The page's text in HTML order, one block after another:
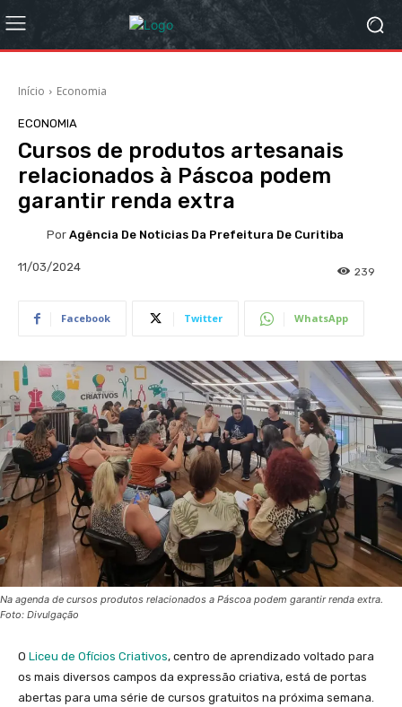
Início Economia
ECONOMIA
Cursos de produtos artesanais
relacionados à Páscoa podem
garantir renda extra
Por Agência De Noticias Da Prefeitura De Curitiba
11/03/2024 239
Facebook Twitter WhatsApp
Na agenda de cursos produtos relacionados a Páscoa podem garantir renda extra.
Foto: Divulgação
O Liceu de Ofícios Criativos, centro de aprendizado voltado para
os mais diversos campos da expressão criativa, está de portas
abertas para uma série de cursos gratuitos na próxima semana.